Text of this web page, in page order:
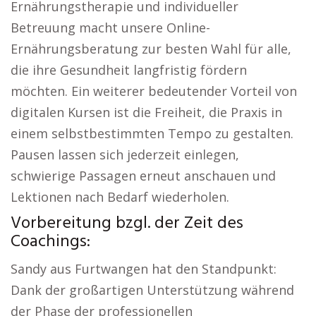
Ernährungstherapie und individueller
Betreuung macht unsere Online-
Ernährungsberatung zur besten Wahl für alle,
die ihre Gesundheit langfristig fördern
möchten. Ein weiterer bedeutender Vorteil von
digitalen Kursen ist die Freiheit, die Praxis in
einem selbstbestimmten Tempo zu gestalten.
Pausen lassen sich jederzeit einlegen,
schwierige Passagen erneut anschauen und
Lektionen nach Bedarf wiederholen.
Vorbereitung bzgl. der Zeit des
Coachings:
Sandy aus Furtwangen hat den Standpunkt:
Dank der großartigen Unterstützung während
der Phase der professionellen